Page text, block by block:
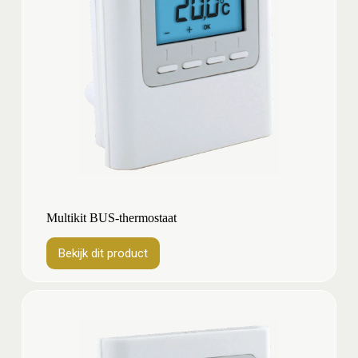
Multikit BUS-thermostaat
Bekijk dit product
Bekijk
dit